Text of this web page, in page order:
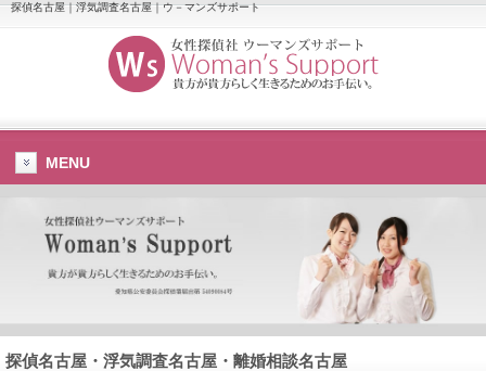
探偵名古屋｜浮気調査名古屋｜ウ－マンズサポート
MENU
探偵名古屋 ・ 浮気調査名古屋 ・離婚相談名古屋